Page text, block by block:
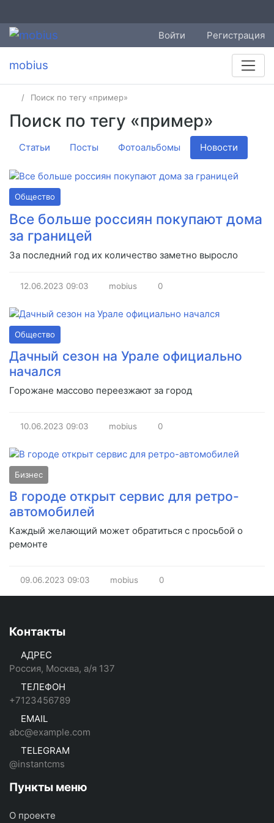
Войти Регистрация
mobius
Поиск по тегу «пример»
Поиск по тегу «пример»
Статьи Посты Фотоальбомы Новости
Общество
Все больше россиян покупают дома
за границей
За последний год их количество заметно выросло
12.06.2023 09:03 mobius 0
Общество
Дачный сезон на Урале официально
начался
Горожане массово переезжают за город
10.06.2023 09:03 mobius 0
Бизнес
В городе открыт сервис для ретро-
автомобилей
Каждый желающий может обратиться с просьбой о
ремонте
09.06.2023 09:03 mobius 0
Контакты
АДРЕС
Россия, Москва, а/я 137
ТЕЛЕФОН
+7123456789
EMAIL
abc@example.com
TELEGRAM
@instantcms
Пункты меню
О проекте